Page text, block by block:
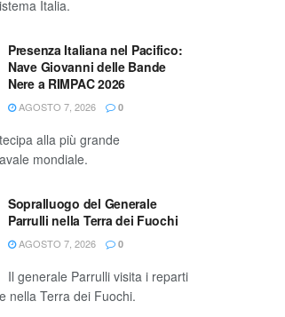
Italia.
Presenza Italiana nel Pacifico:
Nave Giovanni delle Bande
Nere a RIMPAC 2026
AGOSTO 7, 2026 0
alla più grande
mondiale.
Sopralluogo del Generale
Parrulli nella Terra dei Fuochi
AGOSTO 7, 2026 0
Il generale Parrulli visita i reparti
nella Terra dei Fuochi.